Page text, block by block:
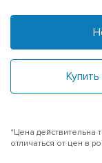
Купить
*Цена действительна
отличаться от цен в